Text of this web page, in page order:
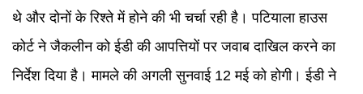
थे और दोनों के रिश्ते में होने की भी चर्चा रही है। पटियाला हाउस
कोर्ट ने जैकलीन को ईडी की आपत्तियों पर जवाब दाखिल करने का
निर्देश दिया है। मामले की अगली सुनवाई 12 मई को होगी। ईडी ने